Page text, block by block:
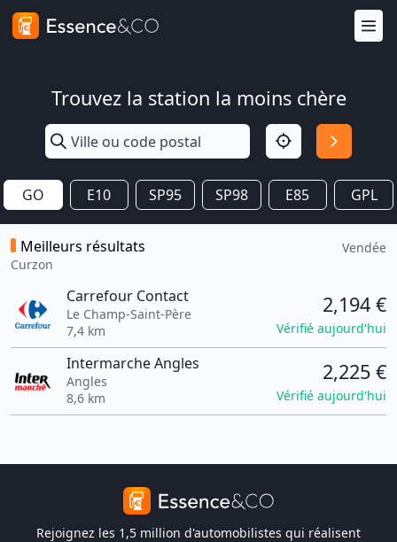
Trouvez la station la moins chère
GO E10 SP95 SP98 E85 GPL
Meilleurs résultats
Curzon
Vendée
Carrefour Contact
Le Champ-Saint-Père
7,4 km
2,194 €
Vérifié aujourd'hui
Intermarche Angles
Angles
8,6 km
2,225 €
Vérifié aujourd'hui
Rejoignez les 1,5 million d'automobilistes qui réalisent